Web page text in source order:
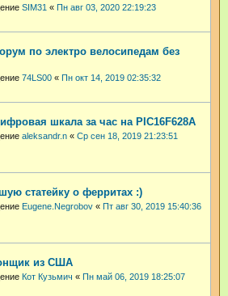
SIM31 « Пн авг 03, 2020 22:19:23
по электро велосипедам без
74LS00 « Пн окт 14, 2019 02:35:32
шкала за час на PIC16F628A
aleksandr.n « Ср сен 18, 2019 21:23:51
статейку о ферритах :)
Eugene.Negrobov « Пт авг 30, 2019 15:40:36
из США
Кот Кузьмич « Пн май 06, 2019 18:25:07